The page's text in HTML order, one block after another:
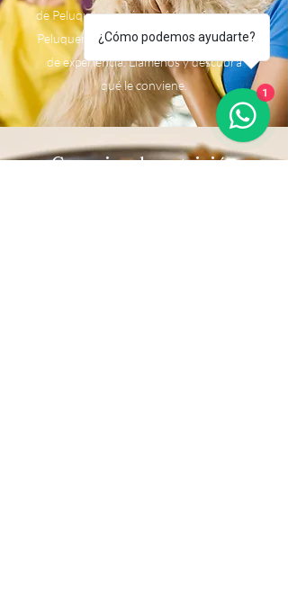
de Peluquería canina, así que ofrecemos
Peluquería canina para todos los niveles
de experiencia. Llámenos y descubra
qué le conviene.
Consejos de nutrición
¿Cómo podemos ayudarte?
1